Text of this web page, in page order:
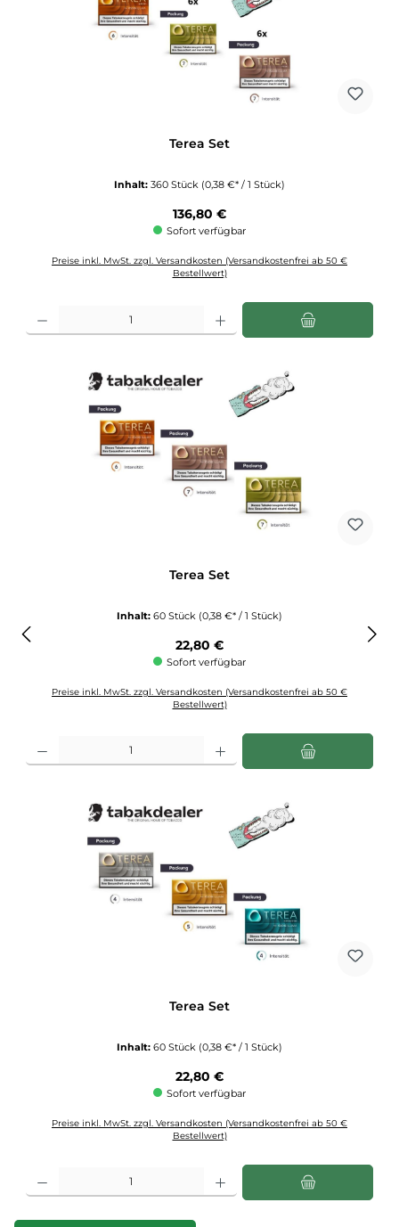
Terea Set
Inhalt: 360 Stück (0,38 €* / 1 Stück)
Regulärer Preis:
136,80 €
Sofort verfügbar
Preise inkl. MwSt. zzgl. Versandkosten (Versandkostenfrei ab 50 €
Bestellwert)
Produkt Anzahl: Gib den gewünschten Wert ein oder benutze die Schaltflächen
Terea Set
Inhalt: 60 Stück (0,38 €* / 1 Stück)
Regulärer Preis:
22,80 €
Sofort verfügbar
Preise inkl. MwSt. zzgl. Versandkosten (Versandkostenfrei ab 50 €
Bestellwert)
Produkt Anzahl: Gib den gewünschten Wert ein oder benutze die Schaltflächen
Terea Set
Inhalt: 60 Stück (0,38 €* / 1 Stück)
Regulärer Preis:
22,80 €
Sofort verfügbar
Preise inkl. MwSt. zzgl. Versandkosten (Versandkostenfrei ab 50 €
Bestellwert)